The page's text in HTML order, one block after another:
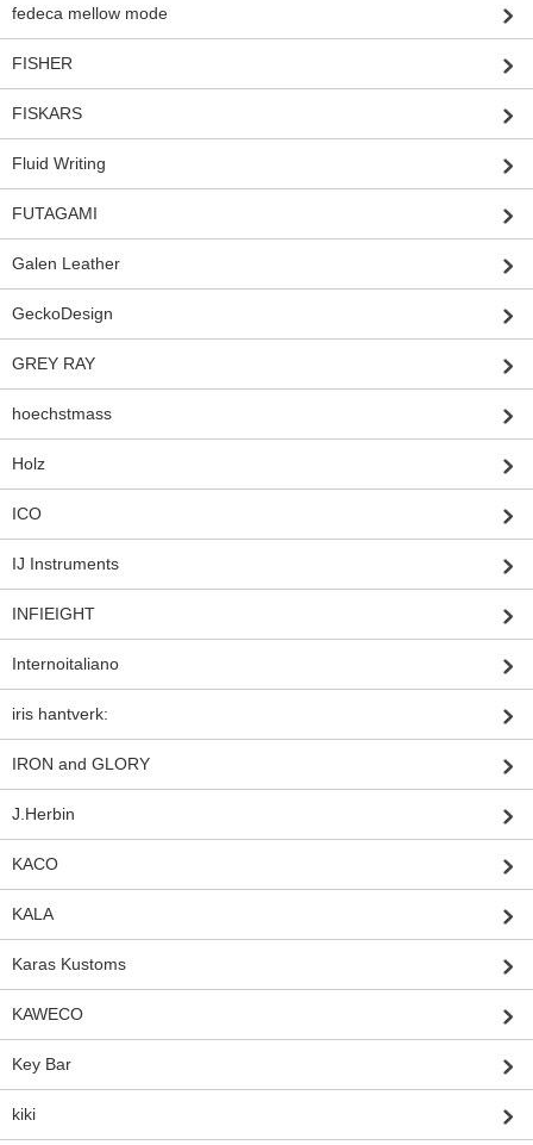
fedeca mellow mode
FISHER
FISKARS
Fluid Writing
FUTAGAMI
Galen Leather
GeckoDesign
GREY RAY
hoechstmass
Holz
ICO
IJ Instruments
INFIEIGHT
Internoitaliano
iris hantverk:
IRON and GLORY
J.Herbin
KACO
KALA
Karas Kustoms
KAWECO
Key Bar
kiki